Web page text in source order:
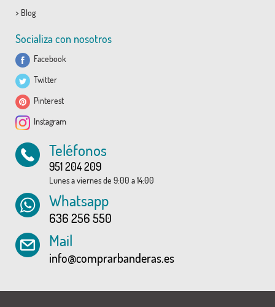
> Blog
Socializa con nosotros
Facebook
Twitter
Pinterest
Instagram
Teléfonos
951 204 209
Lunes a viernes de 9:00 a 14:00
Whatsapp
636 256 550
Mail
info@comprarbanderas.es